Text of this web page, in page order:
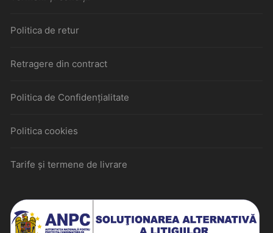
Politica de retur
Retragere din contract
Politica de Confidențialitate
Politica cookies
Tarife și termene de livrare